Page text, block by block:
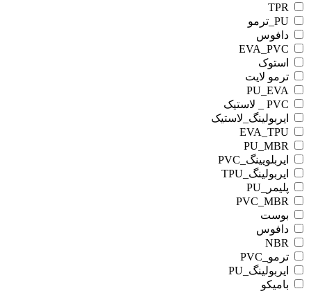
TPR
PU_ترمو
دافوس
EVA_PVC
استوک
ترمو لایت
PU_EVA
PVC _ لاستیک
ایربولینگ_لاستیک
EVA_TPU
PU_MBR
ایربلویینگ_PVC
ایربولینگ_TPU
پلیمر_PU
PVC_MBR
بوست
دافوس
NBR
ترمو_PVC
ایربولینگ_PU
بامیکو